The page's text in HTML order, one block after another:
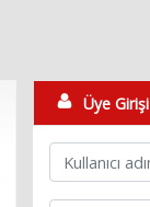
Üye Girişi